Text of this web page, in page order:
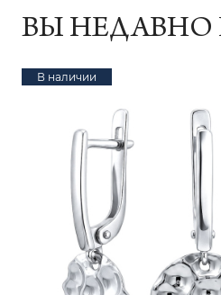
ВЫ
В наличии